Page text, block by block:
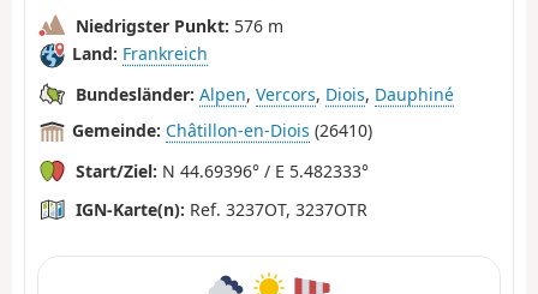
Niedrigster Punkt: 576 m
Land: Frankreich
Bundesländer: Alpen, Vercors, Diois, Dauphiné
Gemeinde: Châtillon-en-Diois (26410)
Start/Ziel: N 44.69396° / E 5.482333°
IGN-Karte(n): Ref. 3237OT, 3237OTR